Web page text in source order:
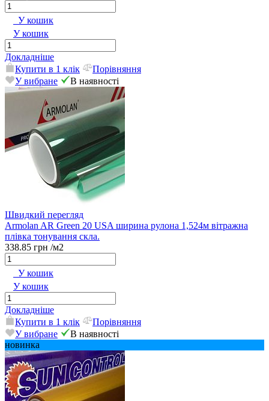
У кошик
У кошик
Докладніше
Купити в 1 клік
Порівняння
У вибране
В наявності
Швидкий перегляд
Armolan AR Green 20 USA ширина рулона 1,524м вітражна
плівка тонування скла.
338.85 грн /м2
У кошик
У кошик
Докладніше
Купити в 1 клік
Порівняння
У вибране
В наявності
новинка